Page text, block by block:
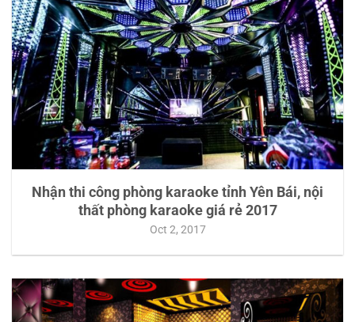
Nhận thi công phòng karaoke tỉnh Yên Bái, nội
thất phòng karaoke giá rẻ 2017
Oct 2, 2017